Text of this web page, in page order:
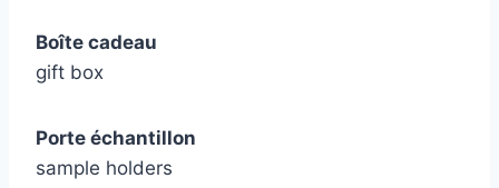
Boîte cadeau
gift box
Porte échantillon
sample holders